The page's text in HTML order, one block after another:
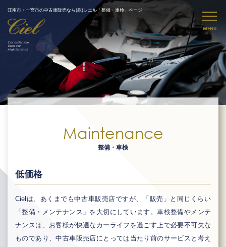
MENU
江南市・一宮市の中古車販売なら(株)シエル「整備・車検」ページ
Car order sale
Used car
Maintenance
Maintenance
整備・車検
低価格
Cielは、あくまでも中古車販売店ですが、「販売」と同じくらい
「整備・メンテナンス」を大切にしています。車検整備やメンテ
ナンスは、お客様が快適なカーライフを過ごす上で必要不可欠な
ものであり、中古車販売店にとっては当たり前のサービスと考え